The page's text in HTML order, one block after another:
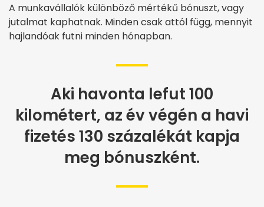
A munkavállalók különböző mértékű bónuszt, vagy
jutalmat kaphatnak. Minden csak attól függ, mennyit
hajlandóak futni minden hónapban.
Aki havonta lefut 100
kilométert, az év végén a havi
fizetés 130 százalékát kapja
meg bónuszként.